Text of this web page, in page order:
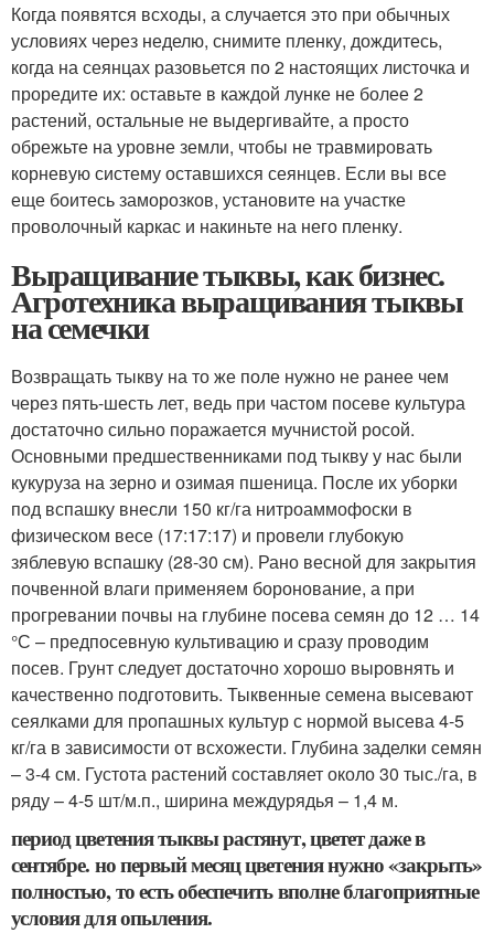
Когда появятся всходы, а случается это при обычных
условиях через неделю, снимите пленку, дождитесь,
когда на сеянцах разовьется по 2 настоящих листочка и
проредите их: оставьте в каждой лунке не более 2
растений, остальные не выдергивайте, а просто
обрежьте на уровне земли, чтобы не травмировать
корневую систему оставшихся сеянцев. Если вы все
еще боитесь заморозков, установите на участке
проволочный каркас и накиньте на него пленку.
Выращивание тыквы, как бизнес.
Агротехника выращивания тыквы
на семечки
Возвращать тыкву на то же поле нужно не ранее чем
через пять-шесть лет, ведь при частом посеве культура
достаточно сильно поражается мучнистой росой.
Основными предшественниками под тыкву у нас были
кукуруза на зерно и озимая пшеница. После их уборки
под вспашку внесли 150 кг/га нитроаммофоски в
физическом весе (17:17:17) и провели глубокую
зяблевую вспашку (28-30 см). Рано весной для закрытия
почвенной влаги применяем боронование, а при
прогревании почвы на глубине посева семян до 12 … 14
°С – предпосевную культивацию и сразу проводим
посев. Грунт следует достаточно хорошо выровнять и
качественно подготовить. Тыквенные семена высевают
сеялками для пропашных культур с нормой высева 4-5
кг/га в зависимости от всхожести. Глубина заделки семян
– 3-4 см. Густота растений составляет около 30 тыс./га, в
ряду – 4-5 шт/м.п., ширина междурядья – 1,4 м.
период цветения тыквы растянут, цветет даже в
сентябре. но первый месяц цветения нужно «закрыть»
полностью, то есть обеспечить вполне благоприятные
условия для опыления.